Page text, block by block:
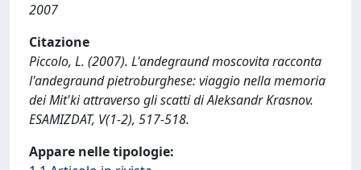
2007
Citazione
Piccolo, L. (2007). L'andegraund moscovita racconta
l'andegraund pietroburghese: viaggio nella memoria
dei Mit'ki attraverso gli scatti di Aleksandr Krasnov.
ESAMIZDAT, V(1-2), 517-518.
Appare nelle tipologie: